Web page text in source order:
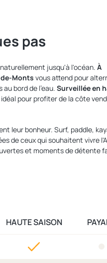
pas
jusqu'à l'océan. À
Monts vous attend pour
au bord de l'eau. Surveillée en
pour profiter de la côte
leur bonheur. Surf, paddle,
de ceux qui souhaitent vivre
et moments de détente
HAUTE SAISON